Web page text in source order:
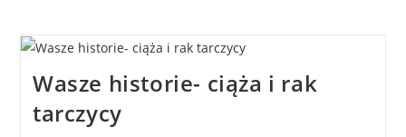
Wasze historie- ciąża i rak
tarczycy